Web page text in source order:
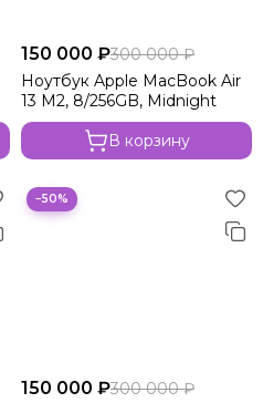
150 000 ₽300 000 ₽
Ноутбук Apple MacBook Air
13 M2, 8/256GB, Midnight
В корзину
−50%
150 000 ₽300 000 ₽